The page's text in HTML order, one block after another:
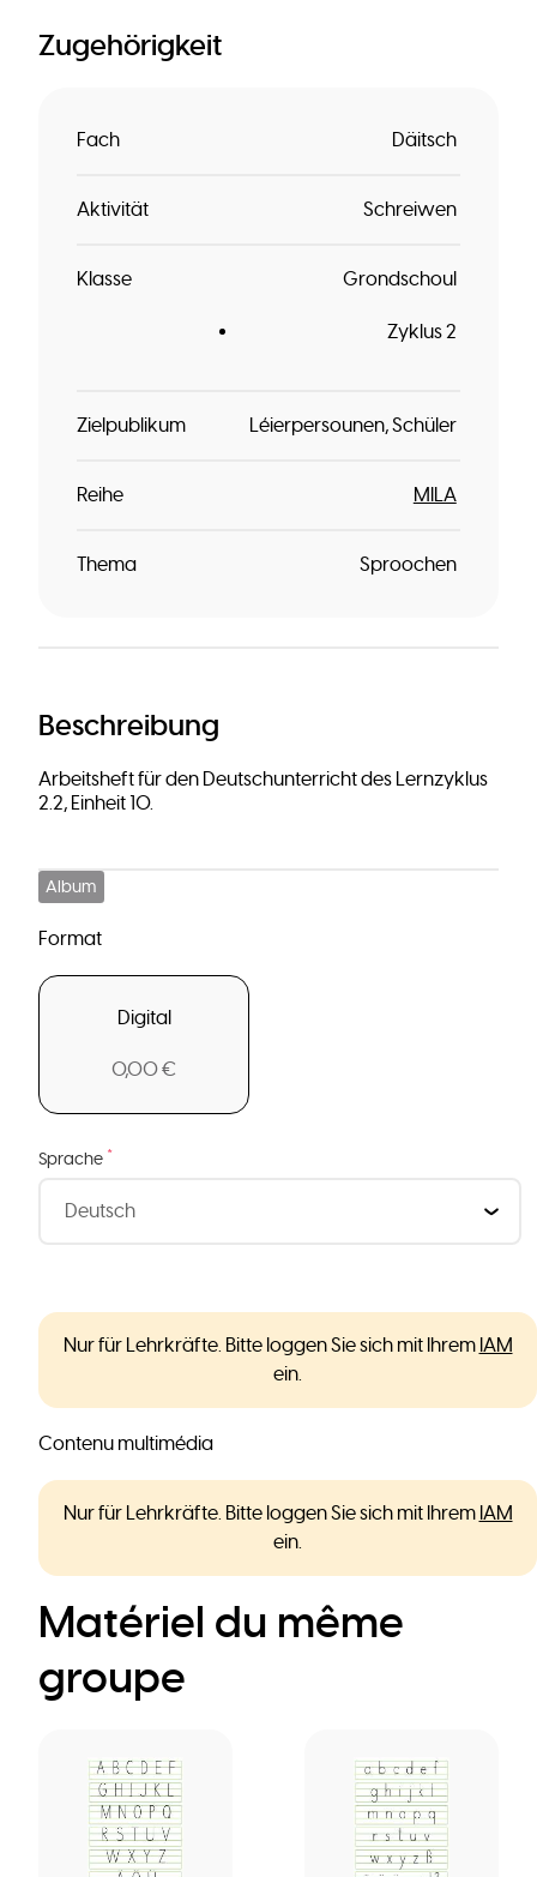
Zugehörigkeit
Fach Däitsch
Aktivität Schreiwen
Klasse Grondschoul
Zyklus 2
Zielpublikum Léierpersounen Schüler
Reihe MILA
Thema Sproochen
Beschreibung
Arbeitsheft für den Deutschunterricht des Lernzyklus
2.2, Einheit 10.
Album
Format
Digital
0,00 €
Sprache *
Nur für Lehrkräfte. Bitte loggen Sie sich mit Ihrem IAM
ein.
Contenu multimédia
Nur für Lehrkräfte. Bitte loggen Sie sich mit Ihrem IAM
ein.
Matériel du même
groupe